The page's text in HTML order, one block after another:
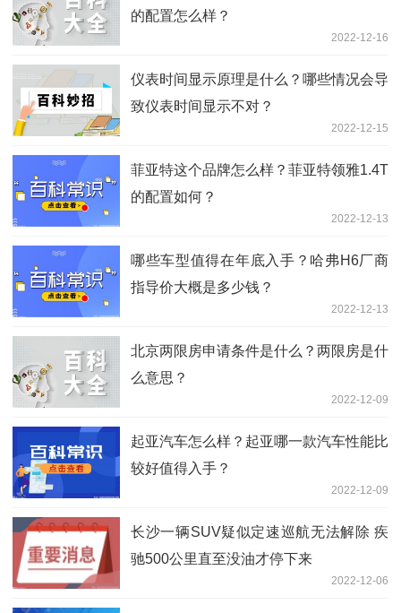
的配置怎么样？
2022-12-16
仪表时间显示原理是什么？哪些情况会导
致仪表时间显示不对？
2022-12-15
菲亚特这个品牌怎么样？菲亚特领雅1.4T
的配置如何？
2022-12-13
哪些车型值得在年底入手？哈弗H6厂商
指导价大概是多少钱？
2022-12-13
北京两限房申请条件是什么？两限房是什
么意思？
2022-12-09
起亚汽车怎么样？起亚哪一款汽车性能比
较好值得入手？
2022-12-09
长沙一辆SUV疑似定速巡航无法解除 疾
驰500公里直至没油才停下来
2022-12-06